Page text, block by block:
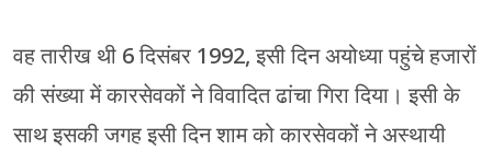
वह तारीख थी 6 दिसंबर 1992, इसी दिन अयोध्या पहुंचे हजारों
की संख्या में कारसेवकों ने विवादित ढांचा गिरा दिया। इसी के
साथ इसकी जगह इसी दिन शाम को कारसेवकों ने अस्थायी